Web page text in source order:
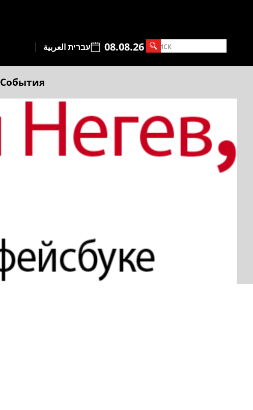
08.08.26 עבריתالعربية
События